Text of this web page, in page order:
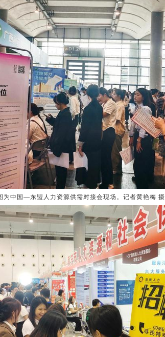
为中国—东盟人力资源供需对接会现场。记者黄艳梅 摄